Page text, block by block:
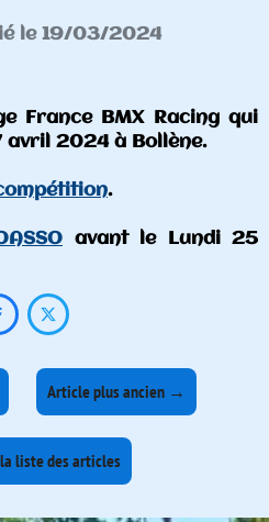
le 19/03/2024
France BMX Racing qui
avril 2024 à Bollène.
.
avant le Lundi 25

Article plus ancien→
liste des articles